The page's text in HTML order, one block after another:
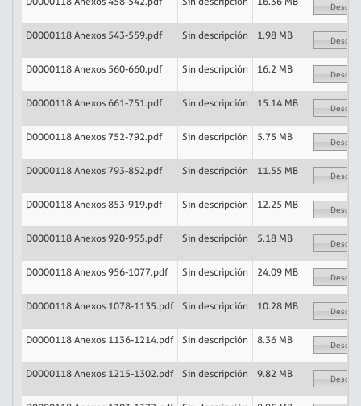
D0000118 Anexos 543-559.pdf Sin descripción 1.98 MB
D0000118 Anexos 560-660.pdf Sin descripción 16.2 MB
D0000118 Anexos 661-751.pdf Sin descripción 15.14 MB
D0000118 Anexos 752-792.pdf Sin descripción 5.75 MB
D0000118 Anexos 793-852.pdf Sin descripción 11.55 MB
D0000118 Anexos 853-919.pdf Sin descripción 12.25 MB
D0000118 Anexos 920-955.pdf Sin descripción 5.18 MB
D0000118 Anexos 956-1077.pdf Sin descripción 24.09 MB
D0000118 Anexos 1078-1135.pdf Sin descripción 10.28 MB
D0000118 Anexos 1136-1214.pdf Sin descripción 8.36 MB
D0000118 Anexos 1215-1302.pdf Sin descripción 9.82 MB